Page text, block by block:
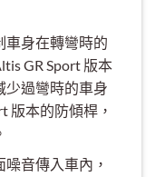
車身在轉彎時的
GR Sport 版本
少過彎時的車身
版本的防傾桿，
音傳入車內，